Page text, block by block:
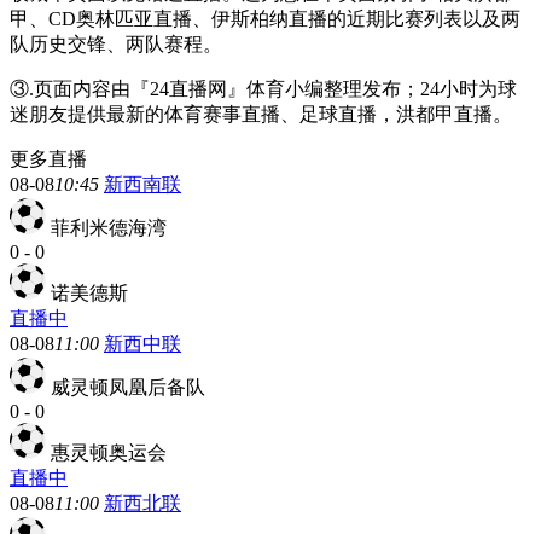
甲、CD奥林匹亚直播、伊斯柏纳直播的近期比赛列表以及两
队历史交锋、两队赛程。
③.页面内容由『24直播网』体育小编整理发布；24小时为球
迷朋友提供最新的体育赛事直播、足球直播，洪都甲直播。
更多直播
08-0810:45 新西南联
菲利米德海湾
0 - 0
诺美德斯
直播中
08-0811:00 新西中联
威灵顿凤凰后备队
0 - 0
惠灵顿奥运会
直播中
08-0811:00 新西北联